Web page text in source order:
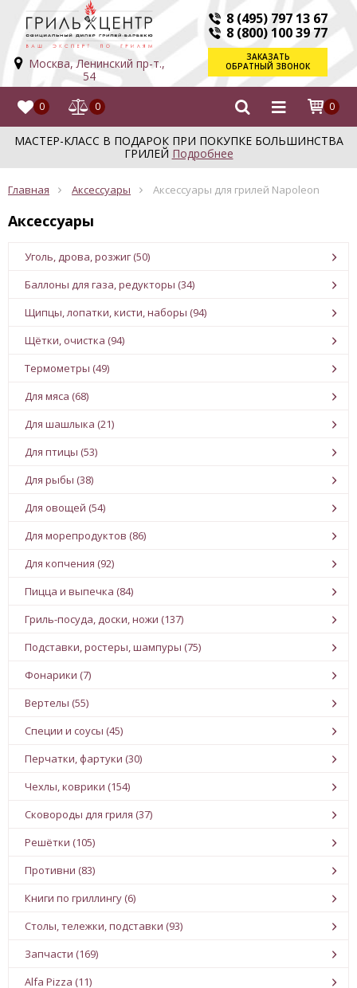
Москва, Ленинский пр-т.,
54
8 (495) 797 13 67
8 (800) 100 39 77
ЗАКАЗАТЬ
ОБРАТНЫЙ ЗВОНОК
0 0 0
МАСТЕР-КЛАСС В ПОДАРОК ПРИ ПОКУПКЕ БОЛЬШИНСТВА
ГРИЛЕЙ Подробнее
Главная Аксессуары Аксессуары для грилей Napoleon
Аксессуары
Уголь, дрова, розжиг (50)
Баллоны для газа, редукторы (34)
Щипцы, лопатки, кисти, наборы (94)
Щётки, очистка (94)
Термометры (49)
Для мяса (68)
Для шашлыка (21)
Для птицы (53)
Для рыбы (38)
Для овощей (54)
Для морепродуктов (86)
Для копчения (92)
Пицца и выпечка (84)
Гриль-посуда, доски, ножи (137)
Подставки, ростеры, шампуры (75)
Фонарики (7)
Вертелы (55)
Специи и соусы (45)
Перчатки, фартуки (30)
Чехлы, коврики (154)
Сковороды для гриля (37)
Решётки (105)
Противни (83)
Книги по гриллингу (6)
Столы, тележки, подставки (93)
Запчасти (169)
Alfa Pizza (11)